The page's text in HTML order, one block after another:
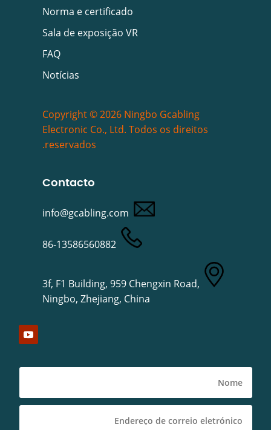
Norma e certificado
Sala de exposição VR
FAQ
Notícias
Copyright © 2026 Ningbo Gcabling
Electronic Co., Ltd. Todos os direitos
reservados.
Contacto
info@gcabling.com
86-13586560882
3f, F1 Building, 959 Chengxin Road,
Ningbo, Zhejiang, China